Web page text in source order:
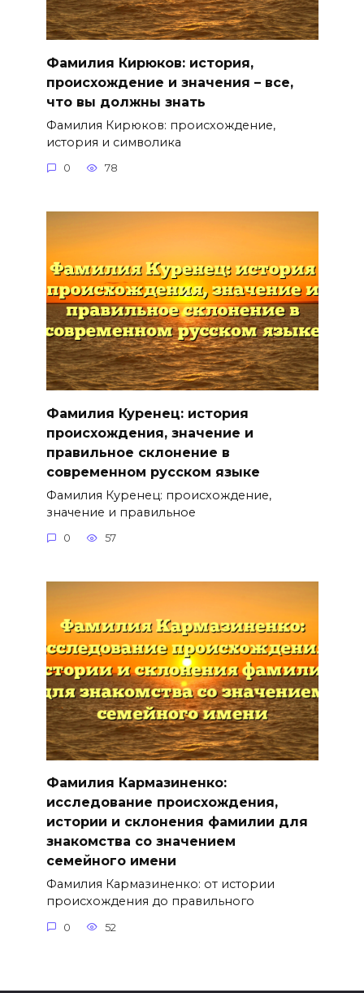
Фамилия Кирюков: история,
происхождение и значения – все,
что вы должны знать
Фамилия Кирюков: происхождение,
история и символика
0 78
Фамилия Куренец: история
происхождения, значение и
правильное склонение в
современном русском языке
Фамилия Куренец: происхождение,
значение и правильное
0 57
Фамилия Кармазиненко:
исследование происхождения,
истории и склонения фамилии для
знакомства со значением
семейного имени
Фамилия Кармазиненко: от истории
происхождения до правильного
0 52